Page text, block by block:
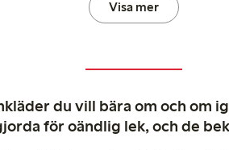
Visa mer
du vill bära om och om
för oändlig lek, och de